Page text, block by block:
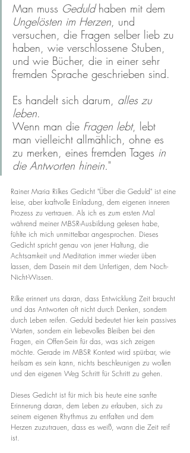
Man muss Geduld haben mit dem
Ungelösten im Herzen , und
versuchen, die Fragen selber lieb zu
haben, wie verschlossene Stuben,
und wie Bücher, die in einer sehr
fremden Sprache geschrieben sind.
Es handelt sich darum, alles zu
leben.
Wenn man die Fragen lebt, lebt
man vielleicht allmählich, ohne es
zu merken, eines fremden Tages in
die Antworten hinein. "
Rainer Maria Rilkes Gedicht "Über die Geduld" ist eine
leise, aber kraftvolle Einladung, dem eigenen inneren
Prozess zu vertrauen. Als ich es zum ersten Mal
während meiner MBSR-Ausbildung gelesen habe,
fühlte ich mich unmittelbar angesprochen. Dieses
Gedicht spricht genau von jener Haltung, die
Achtsamkeit und Meditation immer wieder üben
lassen, dem Dasein mit dem Unfertigen, dem Noch-
Nicht-Wissen.
Rilke erinnert uns daran, dass Entwicklung Zeit braucht
und das Antworten oft nicht durch Denken, sondern
durch Leben reifen. Geduld bedeutet hier kein passives
Warten, sondern ein liebevolles Bleiben bei den
Fragen, ein Offen-Sein für das, was sich zeigen
möchte. Gerade im MBSR Kontext wird spürbar, wie
heilsam es sein kann, nichts beschleunigen zu wollen
und den eigenen Weg Schritt für Schritt zu gehen.
Dieses Gedicht ist für mich bis heute eine sanfte
Erinnerung daran, dem Leben zu erlauben, sich zu
seinem eigenen Rhythmus zu entfalten und dem
Herzen zuzutrauen, dass es weiß, wann die Zeit reif
ist.